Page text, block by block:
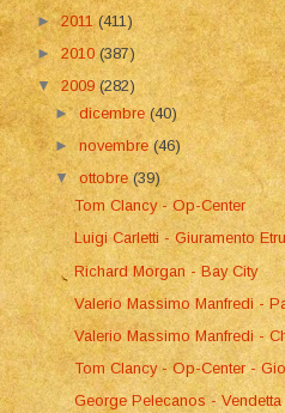
►2011(411)
►2010(387)
▼2009 (282)
►dicembre(40)
►novembre(46)
▼ottobre(39)
Tom Clancy - Op-Center
Luigi Carletti - Giuramento
Richard Morgan - Bay City
Valerio Massimo Manfredi -
Valerio Massimo Manfredi -
Tom Clancy - Op-Center -
George Pelecanos - Vendetta